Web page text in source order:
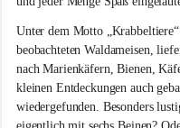
t
.
a
t
h
Unter dem Motto
beobachteten Waldameisen,
nach Marienkäfern, Bienen,
kleinen Entdeckungen auch
wiedergefunden. Besonders